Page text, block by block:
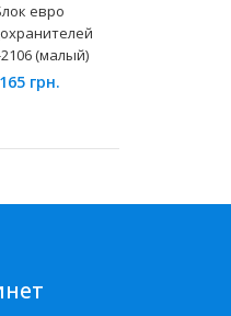
евро
(малый)
165 грн.